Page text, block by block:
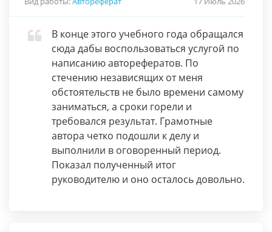
В конце этого учебного года обращался
сюда дабы воспользоваться услугой по
написанию авторефератов. По
стечению независящих от меня
обстоятельств не было времени самому
заниматься, а сроки горели и
требовался результат. Грамотные
автора четко подошли к делу и
выполнили в оговоренный период.
Показал полученный итог
руководителю и оно осталось довольно.